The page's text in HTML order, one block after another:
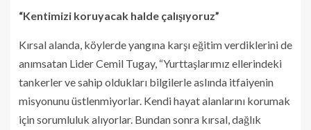
“Kentimizi koruyacak halde çalışıyoruz”
Kırsal alanda, köylerde yangına karşı eğitim verdiklerini de
anımsatan Lider Cemil Tugay, “Yurttaşlarımız ellerindeki
tankerler ve sahip oldukları bilgilerle aslında itfaiyenin
misyonunu üstlenmiyorlar. Kendi hayat alanlarını korumak
için sorumluluk alıyorlar. Bundan sonra kırsal, dağlık